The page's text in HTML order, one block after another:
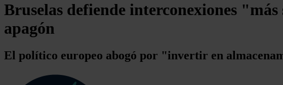
Bruselas defiende interconexiones
apagón
El político europeo abogó por "invertir en